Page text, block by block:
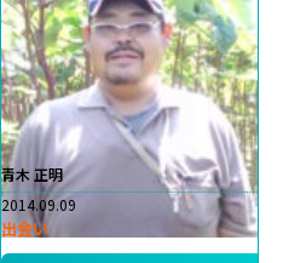
青木 正明
2014.09.09
出会い